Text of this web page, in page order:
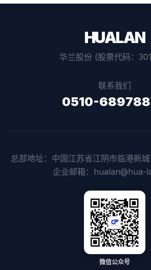
HUALAN
华兰股份 (股票代码：
联系我们
0510-
总部地址：中国江苏省江阴市临港新
企业邮箱：hualan@hua-
微信公众号